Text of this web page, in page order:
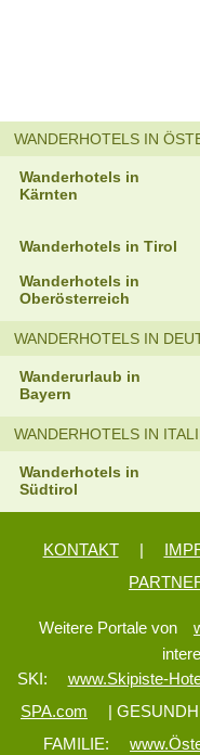
WANDERHOTELS IN
Wanderhotels in
Kärnten
Wanderhotels in Tirol
Wanderhotels in
Oberösterreich
WANDERHOTELS IN
Wanderurlaub in
Bayern
WANDERHOTELS IN
Wanderhotels in
Südtirol
KONTAKT |
Weitere Portale von
SKI:
www.Skipiste-
SPA.com
|
FAMILIE: